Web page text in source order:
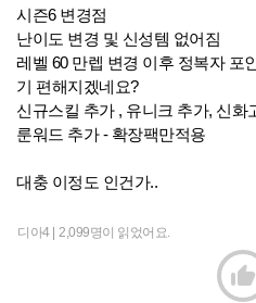
시즌6 변경점
난이도 변경 및 신성템 없어짐
레벨 60 만렙 변경 이후 정복자 포
기 편해지겠네요?
신규스킬 추가 , 유니크 추가, 신화
룬워드 추가 - 확장팩만적용
대충 이정도 인건가..
디아4 | 2,099명이 읽었어요.
